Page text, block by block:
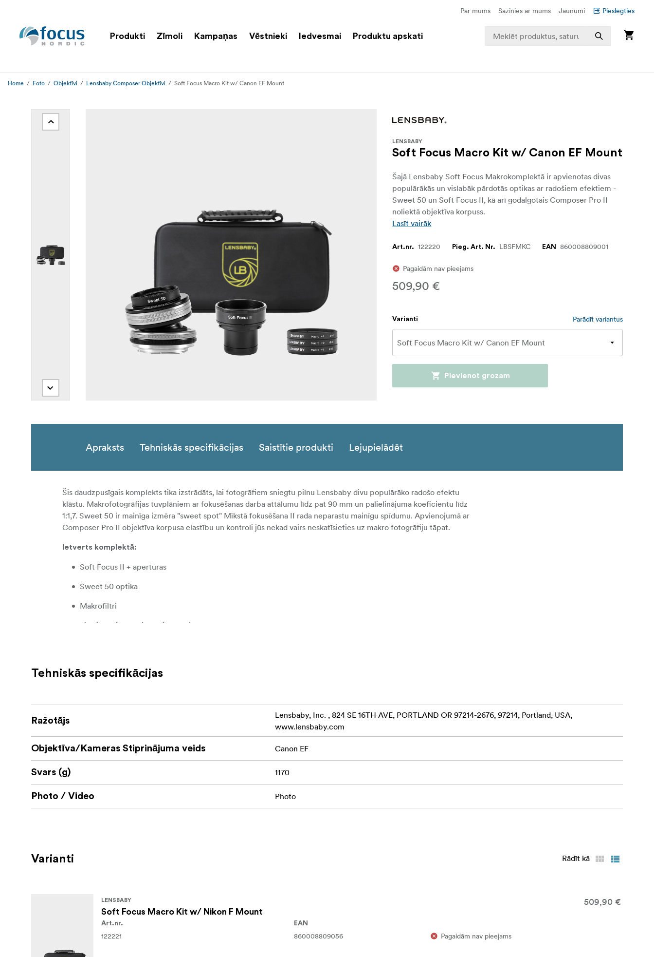
Par mums Sazinies ar mums Jaunumi Pieslēgties
Produkti Zīmoli Kampaņas Vēstnieki Iedvesmai Produktu apskati
Home Foto Objektīvi Lensbaby Composer Objektīvi Soft Focus Macro Kit w/ Canon EF Mount
LENSBABY
Soft Focus Macro Kit w/ Canon EF Mount
Šajā Lensbaby Soft Focus Makrokomplektā ir apvienotas divas
populārākās un vislabāk pārdotās optikas ar radošiem efektiem -
Sweet 50 un Soft Focus II, kā arī godalgotais Composer Pro II
noliektā objektīva korpuss.
Lasīt vairāk
Art.nr. 122220 Pieg. Art. Nr. LBSFMKC EAN 860008809001
Pagaidām nav pieejams
509,90 €
Varianti Parādīt variantus
Pievienot grozam
Apraksts Tehniskās specifikācijas Saistītie produkti Lejupielādēt
Šis daudzpusīgais komplekts tika izstrādāts, lai fotogrāfiem sniegtu pilnu Lensbaby divu populārāko radošo efektu
klāstu. Makrofotogrāfijas tuvplāniem ar fokusēšanas darba attālumu līdz pat 90 mm un palielinājuma koeficientu līdz
1:1,7. Sweet 50 ir mainīga izmēra "sweet spot" Mīkstā fokusēšana II rada neparastu mainīgu spīdumu. Apvienojumā ar
Composer Pro II objektīva korpusa elastību un kontroli jūs nekad vairs neskatīsieties uz makro fotogrāfiju tāpat.
Ietverts komplektā:
Soft Focus II + apertūras
Sweet 50 optika
Makrofiltri
Lielais optikas maināmais futrālis
Tehniskās specifikācijas
Ražotājs
Lensbaby, Inc. , 824 SE 16TH AVE, PORTLAND OR 97214-2676, 97214, Portland, USA,
www.lensbaby.com
Objektīva/Kameras Stiprinājuma veids Canon EF
Svars (g) 1170
Photo / Video Photo
Varianti Rādīt kā
LENSBABY
Soft Focus Macro Kit w/ Nikon F Mount
509,90 €
Art.nr.
122221
EAN
860008809056 Pagaidām nav pieejams